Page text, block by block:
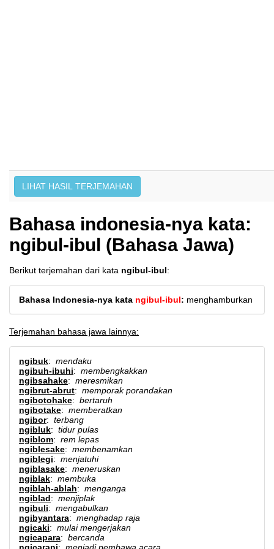
Bahasa indonesia-nya kata:
ngibul-ibul (Bahasa Jawa)
Berikut terjemahan dari kata ngibul-ibul:
Bahasa Indonesia-nya kata ngibul-ibul: menghamburkan
Terjemahan bahasa jawa lainnya:
ngibuk: mendaku
ngibuh-ibuhi: membengkakkan
ngibsahake: meresmikan
ngibrut-abrut: memporak porandakan
ngibotohake: bertaruh
ngibotake: memberatkan
ngibor: terbang
ngibluk: tidur pulas
ngiblom: rem lepas
ngiblesake: membenamkan
ngiblegi: menjatuhi
ngiblasake: meneruskan
ngiblak: membuka
ngiblah-ablah: menganga
ngiblad: menjiplak
ngibuli: mengabulkan
ngibyantara: menghadap raja
ngicaki: mulai mengerjakan
ngicapara: bercanda